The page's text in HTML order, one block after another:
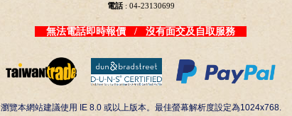
電話 : 04-23130699
無法電話即時報價 / 沒有面交及自取服務
瀏覽本網站建議使用 IE 8.0 或以上版本。最佳螢幕解析度設定為1024x768.